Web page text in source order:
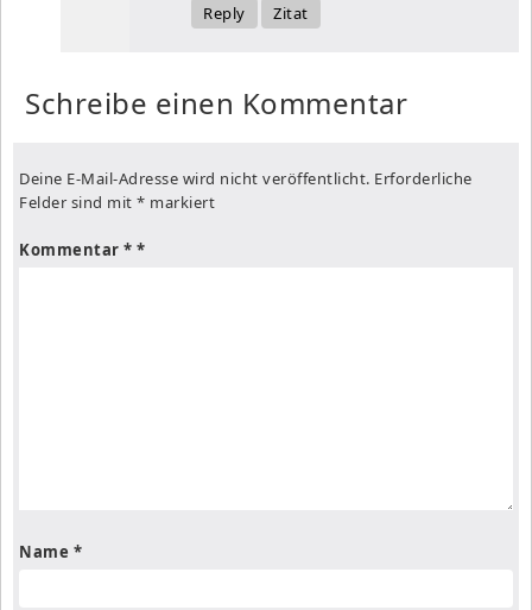
Reply Zitat
Schreibe einen Kommentar
Deine E-Mail-Adresse wird nicht veröffentlicht. Erforderliche
Felder sind mit * markiert
Kommentar *
Name *